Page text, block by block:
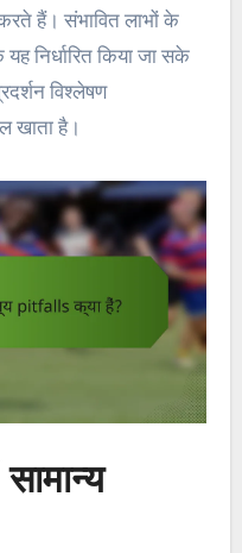
हैं। संभावित लाभों के
निर्धारित किया जा सके
विश्लेषण
खाता है।